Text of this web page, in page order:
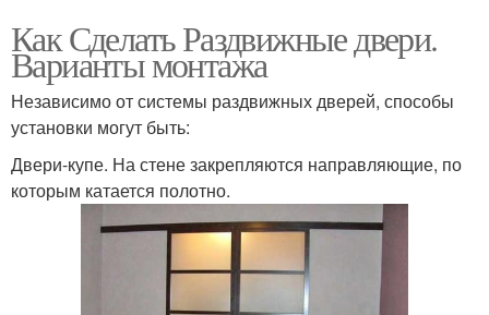
Как Сделать Раздвижные двери.
Варианты монтажа
Независимо от системы раздвижных дверей, способы
установки могут быть:
Двери-купе. На стене закрепляются направляющие, по
которым катается полотно.